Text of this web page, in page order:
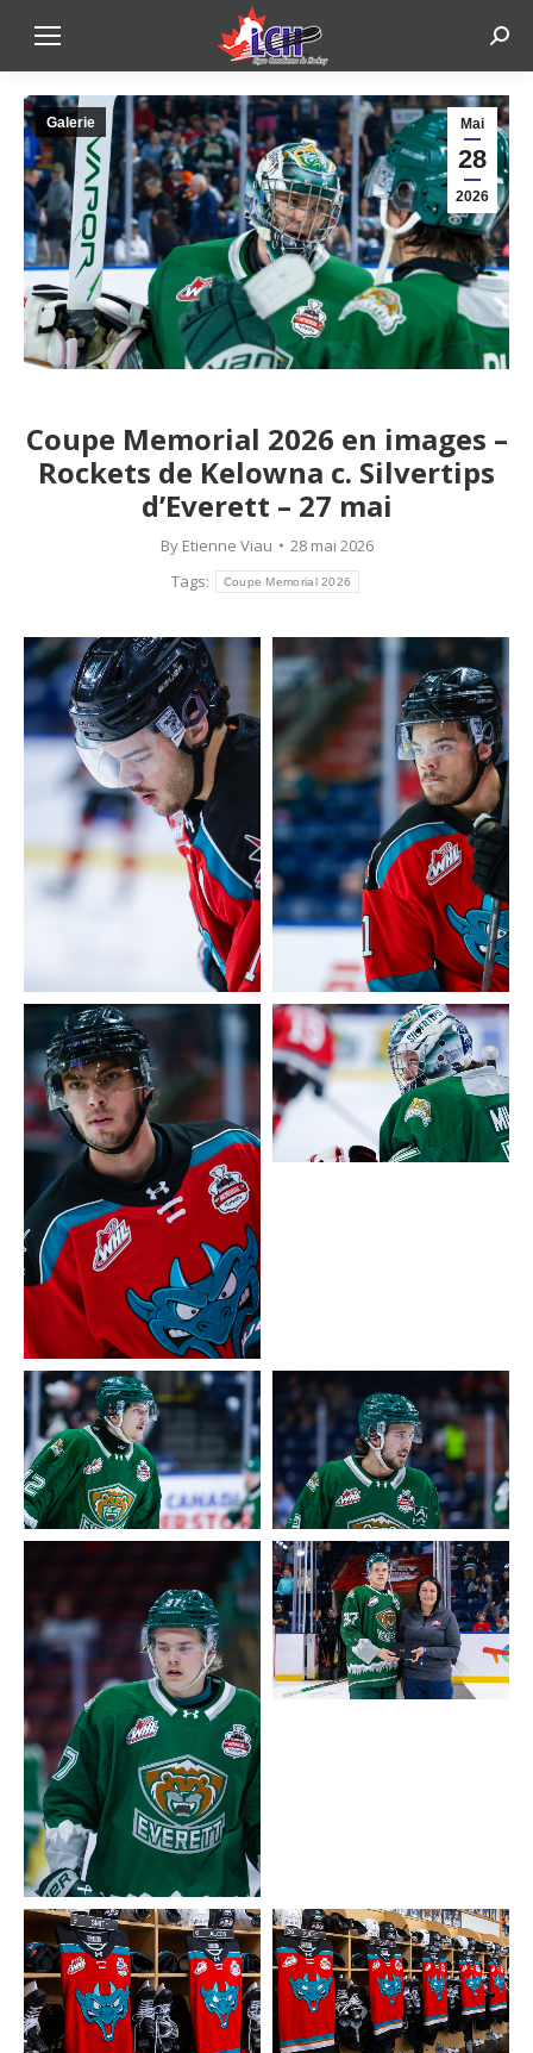
Mai
28
2026
Galerie
Coupe Memorial 2026 en images –
Rockets de Kelowna c. Silvertips
d’Everett – 27 mai
By Etienne Viau
28 mai 2026
Tags:
Coupe Memorial 2026